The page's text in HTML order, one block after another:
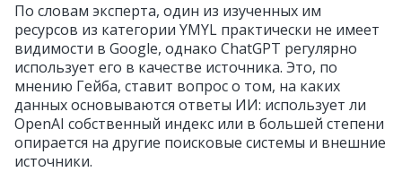
По словам эксперта, один из изученных им
ресурсов из категории YMYL практически не имеет
видимости в Google, однако ChatGPT регулярно
использует его в качестве источника. Это, по
мнению Гейба, ставит вопрос о том, на каких
данных основываются ответы ИИ: использует ли
OpenAI собственный индекс или в большей степени
опирается на другие поисковые системы и внешние
источники.